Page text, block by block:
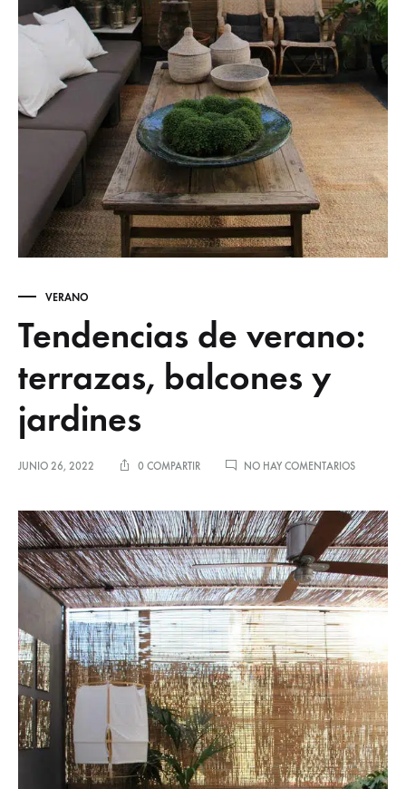
VERANO
Tendencias de verano:
terrazas, balcones y
jardines
JUNIO 26, 2022 0 COMPARTIR NO HAY COMENTARIOSEN
VERANO:
TERRAZAS,
BALCONES
Y
JARDINES